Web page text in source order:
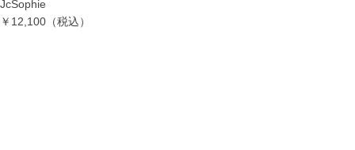
JcSophie
￥12,100（税込）